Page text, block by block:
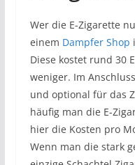
Wer die E-Zigarette
einem Dampfer Shop
Diese kostet rund 30
weniger. Im
und optional für das
häufig man die E-
hier die Kosten pro
Wenn man die stark